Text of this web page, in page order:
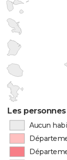
Les
Aucun